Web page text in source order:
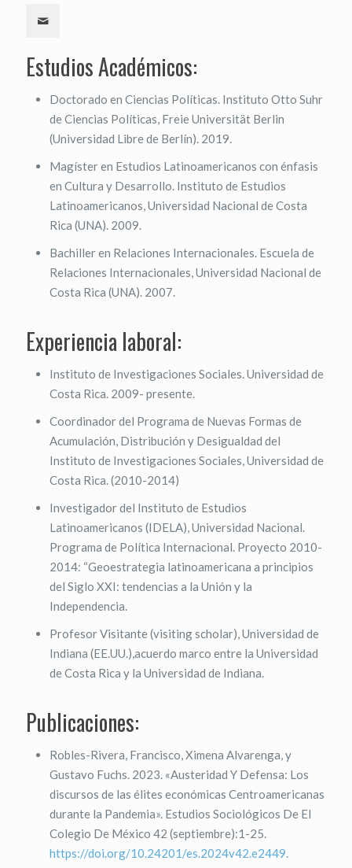
Estudios Académicos:
Doctorado en Ciencias Políticas. Instituto Otto Suhr
de Ciencias Políticas, Freie Universität Berlin
(Universidad Libre de Berlín). 2019.
Magíster en Estudios Latinoamericanos con énfasis
en Cultura y Desarrollo. Instituto de Estudios
Latinoamericanos, Universidad Nacional de Costa
Rica (UNA). 2009.
Bachiller en Relaciones Internacionales. Escuela de
Relaciones Internacionales, Universidad Nacional de
Costa Rica (UNA). 2007.
Experiencia laboral:
Instituto de Investigaciones Sociales.Universidad de
Costa Rica. 2009- presente.
Coordinador del Programa de Nuevas Formas de
Acumulación, Distribución y Desigualdad del
Instituto de Investigaciones Sociales, Universidad de
Costa Rica. (2010-2014)
Investigador del Instituto de Estudios
Latinoamericanos (IDELA), Universidad Nacional.
Programa de Política Internacional. Proyecto 2010-
2014: “Geoestrategia latinoamericana a principios
del Siglo XXI: tendencias a la Unión y la
Independencia.
Profesor Visitante (visiting scholar), Universidad de
Indiana (EE.UU.),acuerdo marco entre la Universidad
de Costa Rica y la Universidad de Indiana.
Publicaciones:
Robles-Rivera, Francisco, Ximena Alvarenga, y
Gustavo Fuchs. 2023. «Austeridad Y Defensa: Los
discursos de las élites económicas Centroamericanas
durante la Pandemia». Estudios Sociológicos De El
Colegio De México 42 (septiembre):1-25.
https://doi.org/10.24201/es.2024v42.e2449.